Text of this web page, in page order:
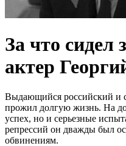
За что сидел
актер
Выдающийся российский и
прожил долгую жизнь. На
успех, но и серьезные
репрессий он дважды был
обвинениям.